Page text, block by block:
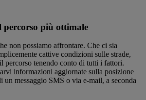
percorso più ottimale
non possiamo affrontare. Che ci sia
cattive condizioni sulle strade,
percorso tenendo conto di tutti i fattori.
informazioni aggiornate sulla posizione
un messaggio SMS o via e-mail, a seconda